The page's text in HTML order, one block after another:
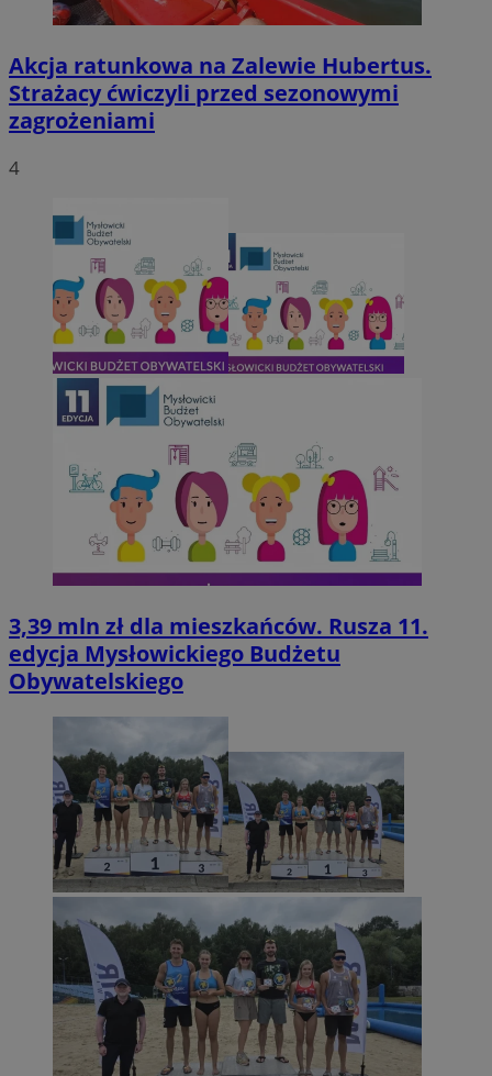
Akcja ratunkowa na Zalewie Hubertus.
Strażacy ćwiczyli przed sezonowymi
zagrożeniami
4
3,39 mln zł dla mieszkańców. Rusza 11.
edycja Mysłowickiego Budżetu
Obywatelskiego